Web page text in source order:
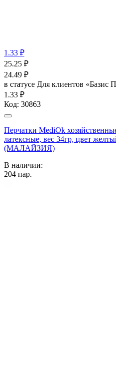
1.33 ₽
25.25 ₽
24.49 ₽
в статусе Для клиентов «Базис
1.33 ₽
Код: 30863
Перчатки MediOk
латексные, вес 34гр, цвет
(МАЛАЙЗИЯ)
В наличии:
204 пар.